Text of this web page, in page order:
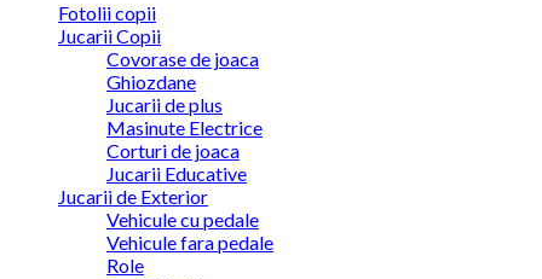
Fotolii copii
Jucarii Copii
Covorase de joaca
Ghiozdane
Jucarii de plus
Masinute Electrice
Corturi de joaca
Jucarii Educative
Jucarii de Exterior
Vehicule cu pedale
Vehicule fara pedale
Role